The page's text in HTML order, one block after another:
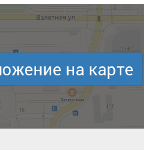
на карте